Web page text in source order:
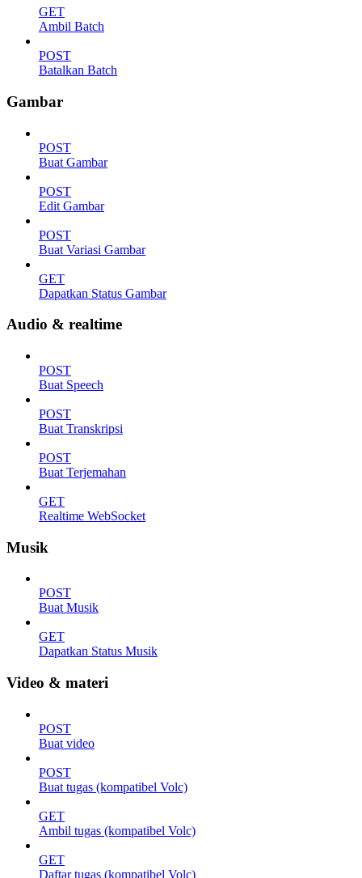
GET
Ambil Batch
POST
Batalkan Batch
Gambar
POST
Buat Gambar
POST
Edit Gambar
POST
Buat Variasi Gambar
GET
Dapatkan Status Gambar
Audio & realtime
POST
Buat Speech
POST
Buat Transkripsi
POST
Buat Terjemahan
GET
Realtime WebSocket
Musik
POST
Buat Musik
GET
Dapatkan Status Musik
Video & materi
POST
Buat video
POST
Buat tugas (kompatibel Volc)
GET
Ambil tugas (kompatibel Volc)
GET
Daftar tugas (kompatibel Volc)